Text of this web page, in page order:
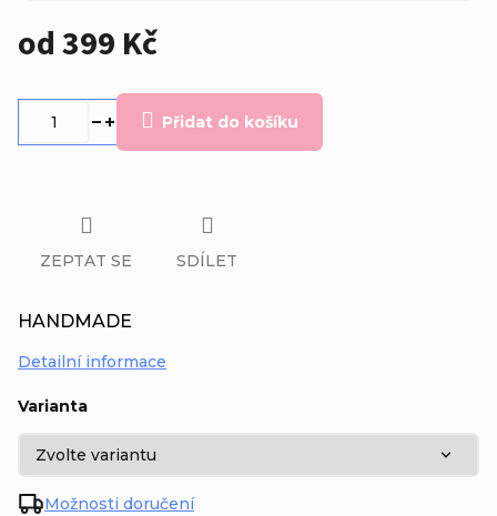
od399 Kč
Varianta
Možnosti doručení
Přidat do košíku
HANDMADE
Detailní informace
ZEPTAT SE SDÍLET